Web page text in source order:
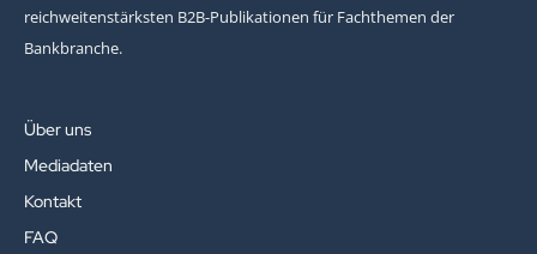
reichweitenstärksten B2B-Publikationen für Fachthemen der
Bankbranche.
Über uns
Mediadaten
Kontakt
FAQ